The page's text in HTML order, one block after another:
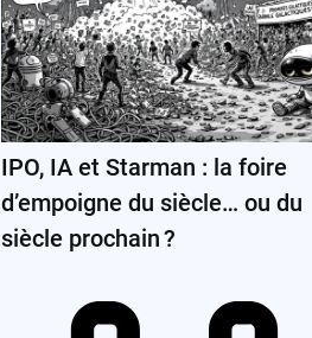
IPO, IA et Starman : la foire
d’empoigne du siècle… ou du
siècle prochain ?